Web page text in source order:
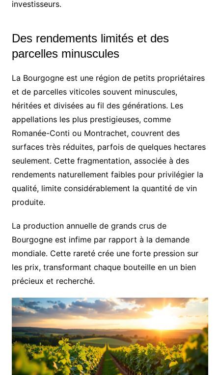
investisseurs.
Des rendements limités et des
parcelles minuscules
La Bourgogne est une région de petits propriétaires
et de parcelles viticoles souvent minuscules,
héritées et divisées au fil des générations. Les
appellations les plus prestigieuses, comme
Romanée-Conti ou Montrachet, couvrent des
surfaces très réduites, parfois de quelques hectares
seulement. Cette fragmentation, associée à des
rendements naturellement faibles pour privilégier la
qualité, limite considérablement la quantité de vin
produite.
La production annuelle de grands crus de
Bourgogne est infime par rapport à la demande
mondiale. Cette rareté crée une forte pression sur
les prix, transformant chaque bouteille en un bien
précieux et recherché.